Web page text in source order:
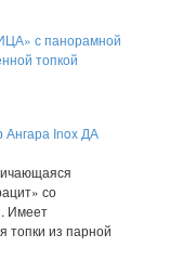
с панорамной
топкой
Ангара Inox ДА
со
Имеет
топки из парной